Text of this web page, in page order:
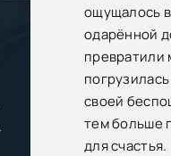
ощущалось
одарённой
превратили
своей
тем больше
для счастья.